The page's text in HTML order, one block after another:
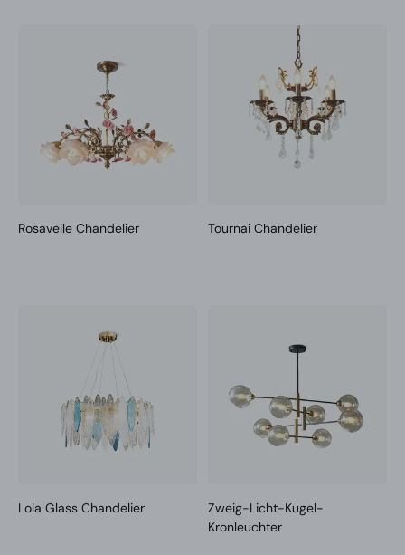
Rosavelle Chandelier Tournai Chandelier
Lola Glass Chandelier
Zweig-Licht-Kugel-
Kronleuchter